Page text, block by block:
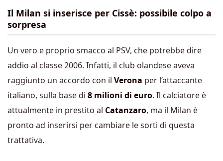
Il Milan si inserisce per Cissè: possibile colpo a
sorpresa
Un vero e proprio smacco al PSV, che potrebbe dire
addio al classe 2006. Infatti, il club olandese aveva
raggiunto un accordo con il Verona per l’attaccante
italiano, sulla base di 8 milioni di euro. Il calciatore è
attualmente in prestito al Catanzaro, ma il Milan è
pronto ad inserirsi per cambiare le sorti di questa
trattativa.